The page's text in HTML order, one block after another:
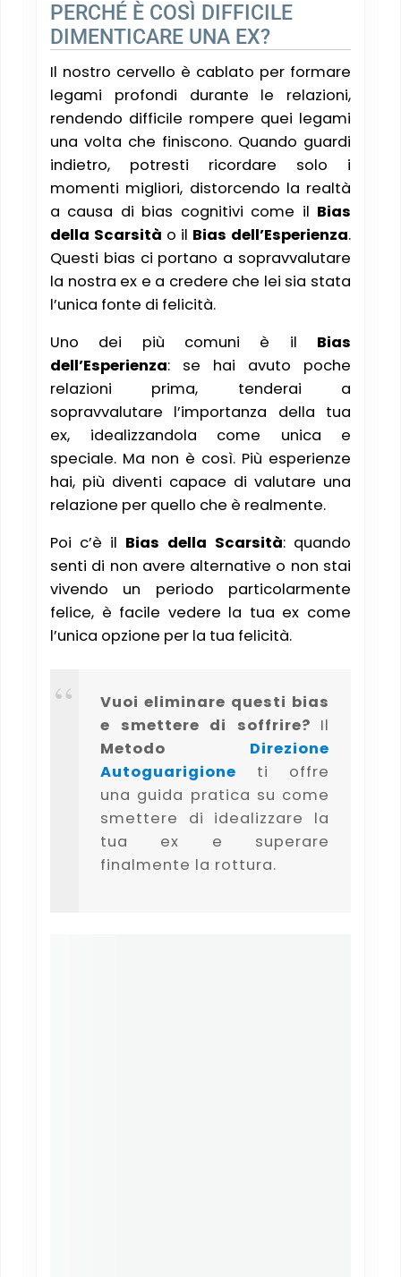
PERCHÉ È COSÌ DIFFICILE
DIMENTICARE UNA EX?
Il nostro cervello è cablato per formare
legami profondi durante le relazioni,
rendendo difficile rompere quei legami
una volta che finiscono. Quando guardi
indietro, potresti ricordare solo i
momenti migliori, distorcendo la realtà
a causa di bias cognitivi come il Bias
della Scarsità o il Bias dell’Esperienza​.
Questi bias ci portano a sopravvalutare
la nostra ex e a credere che lei sia stata
l’unica fonte di felicità.
Uno dei più comuni è il Bias
dell’Esperienza: se hai avuto poche
relazioni prima, tenderai a
sopravvalutare l’importanza della tua
ex, idealizzandola come unica e
speciale. Ma non è così. Più esperienze
hai, più diventi capace di valutare una
relazione per quello che è realmente​.
Poi c’è il Bias della Scarsità: quando
senti di non avere alternative o non stai
vivendo un periodo particolarmente
felice, è facile vedere la tua ex come
l’unica opzione per la tua felicità​.
Vuoi eliminare questi bias
e smettere di soffrire? Il
Metodo Direzione
Autoguarigione ti offre
una guida pratica su come
smettere di idealizzare la
tua ex e superare
finalmente la rottura.